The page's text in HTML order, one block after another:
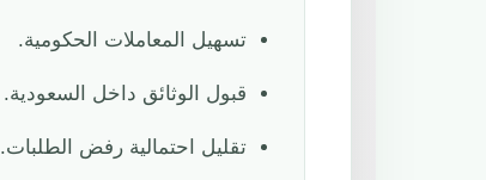
تسهيل المعاملات الحكومية.
قبول الوثائق داخل السعودية.
تقليل احتمالية رفض الطلبات.